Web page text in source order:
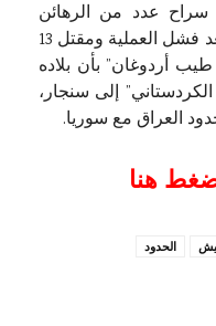
سراح عدد من الرهائن
الأتراك المحتجزين لدى الحزب. وبعد فشل العملية ومقتل 13
أردوغان” بأن بلاده
إلى سنجار،
العراق مع سوريا.
هنا
الحدود